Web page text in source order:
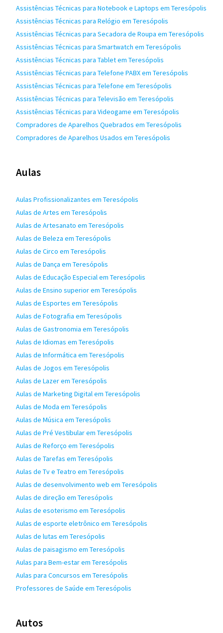
Assistências Técnicas para Notebook e Laptops em Teresópolis
Assistências Técnicas para Relógio em Teresópolis
Assistências Técnicas para Secadora de Roupa em Teresópolis
Assistências Técnicas para Smartwatch em Teresópolis
Assistências Técnicas para Tablet em Teresópolis
Assistências Técnicas para Telefone PABX em Teresópolis
Assistências Técnicas para Telefone em Teresópolis
Assistências Técnicas para Televisão em Teresópolis
Assistências Técnicas para Videogame em Teresópolis
Compradores de Aparelhos Quebrados em Teresópolis
Compradores de Aparelhos Usados em Teresópolis
Aulas
Aulas Profissionalizantes em Teresópolis
Aulas de Artes em Teresópolis
Aulas de Artesanato em Teresópolis
Aulas de Beleza em Teresópolis
Aulas de Circo em Teresópolis
Aulas de Dança em Teresópolis
Aulas de Educação Especial em Teresópolis
Aulas de Ensino superior em Teresópolis
Aulas de Esportes em Teresópolis
Aulas de Fotografia em Teresópolis
Aulas de Gastronomia em Teresópolis
Aulas de Idiomas em Teresópolis
Aulas de Informática em Teresópolis
Aulas de Jogos em Teresópolis
Aulas de Lazer em Teresópolis
Aulas de Marketing Digital em Teresópolis
Aulas de Moda em Teresópolis
Aulas de Música em Teresópolis
Aulas de Pré Vestibular em Teresópolis
Aulas de Reforço em Teresópolis
Aulas de Tarefas em Teresópolis
Aulas de Tv e Teatro em Teresópolis
Aulas de desenvolvimento web em Teresópolis
Aulas de direção em Teresópolis
Aulas de esoterismo em Teresópolis
Aulas de esporte eletrônico em Teresópolis
Aulas de lutas em Teresópolis
Aulas de paisagismo em Teresópolis
Aulas para Bem-estar em Teresópolis
Aulas para Concursos em Teresópolis
Professores de Saúde em Teresópolis
Autos